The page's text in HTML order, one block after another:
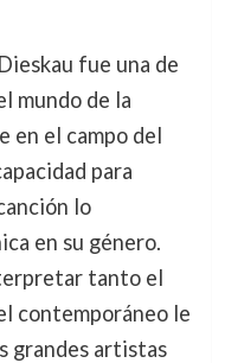
fue una de
mundo de la
en el campo del
para
lo
en su género.
tanto el
contemporáneo le
grandes artistas